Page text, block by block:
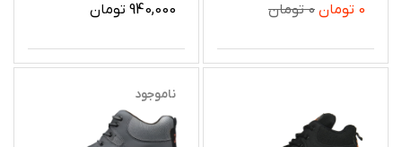
0 تومان 0 تومان 940,000 تومان
ناموجود